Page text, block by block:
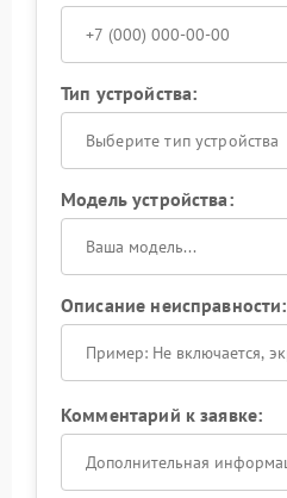
Тип устройства:
Выберите тип устройства
Модель устройства:
Описание неисправности:
Комментарий к заявке: